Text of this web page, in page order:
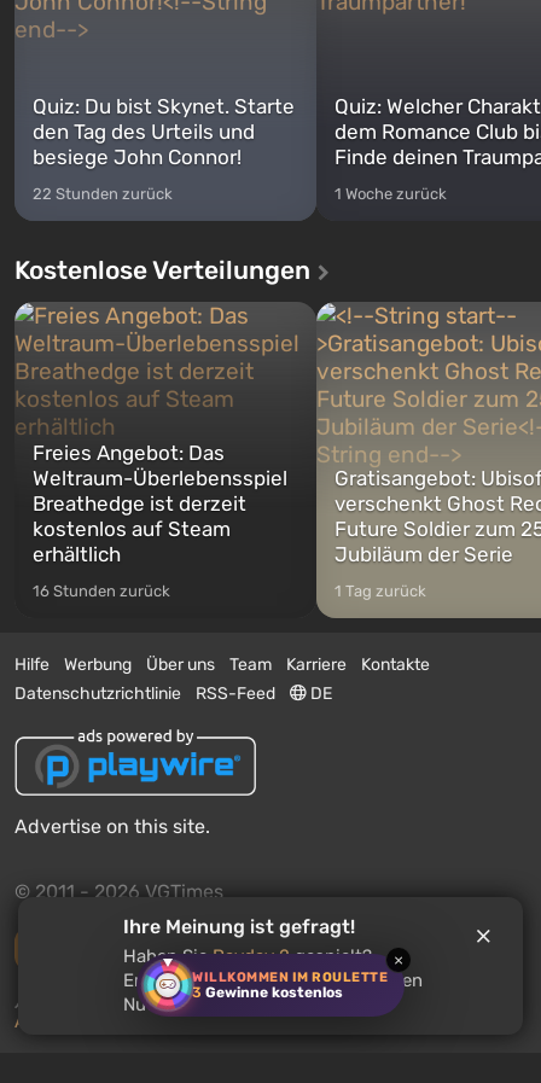
WILLKOMMEN IM ROULETTE
3 Gewinne kostenlos
×
Quiz: Du bist Skynet. Starte
den Tag des Urteils und
besiege John Connor!
22 Stunden zurück
Quiz: Welcher
dem Romance Club
Finde deinen
1 Woche zurück
Kostenlose Verteilungen
Freies Angebot: Das
Weltraum-Überlebensspiel
Breathedge ist derzeit
kostenlos auf Steam
erhältlich
16 Stunden zurück
Gratisangebot:
verschenkt Ghost
Future Soldier zum
Jubiläum der Serie
1 Tag zurück
Hilfe Werbung Über uns Team Karriere
Kontakte
Datenschutzrichtlinie
RSS-Feed DE
Advertise on this site.
© 2011 - 2026 VGTimes
Vollständige Version
Push-Benachrichtigungen über Nachrichten:
Aktivieren
Ihre Meinung ist gefragt!
Haben SiePayday 2gespielt?
Empfehlen Sie dieses Spiel anderen
Nutzern?